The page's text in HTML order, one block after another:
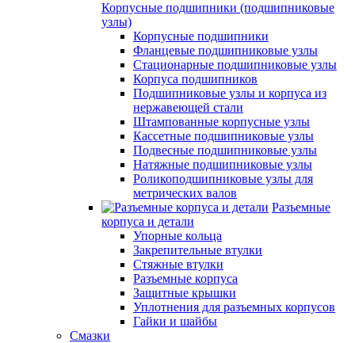
Корпусные подшипники (подшипниковые
узлы)
Корпусные подшипники
Фланцевые подшипниковые узлы
Стационарные подшипниковые узлы
Корпуса подшипников
Подшипниковые узлы и корпуса из
нержавеющей стали
Штампованные корпусные узлы
Кассетные подшипниковые узлы
Подвесные подшипниковые узлы
Натяжные подшипниковые узлы
Роликоподшипниковые узлы для
метрических валов
Разъемные
корпуса и детали
Упорные кольца
Закрепительные втулки
Стяжные втулки
Разъемные корпуса
Защитные крышки
Уплотнения для разъемных корпусов
Гайки и шайбы
Смазки